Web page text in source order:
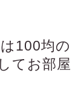
100均の
てお部屋